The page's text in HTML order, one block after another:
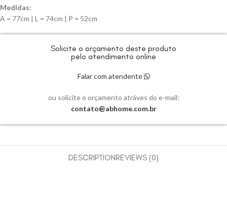
Medidas:
A = 77cm | L = 74cm | P = 52cm
Solicite o orçamento deste produto
pelo atendimento online
Falar com atendente
ou solicite o orçamento atráves do e-mail:
contato@abhome.com.br
DESCRIPTIONREVIEWS (0)